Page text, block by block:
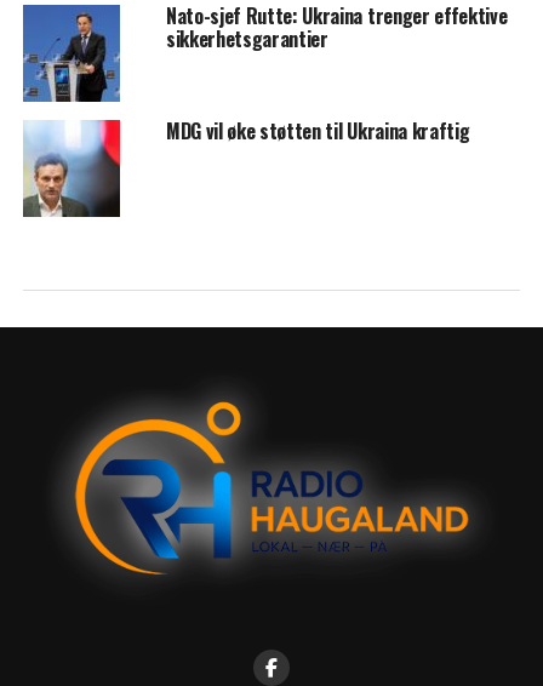
Nato-sjef Rutte: Ukraina trenger effektive
sikkerhetsgarantier
MDG vil øke støtten til Ukraina kraftig